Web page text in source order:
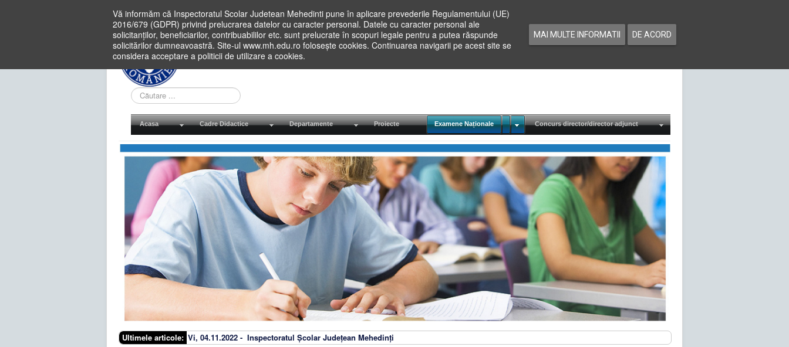
Vă informăm că Inspectoratul Scolar Judetean Mehedinti pune în aplicare prevederile Regulamentului (UE)
2016/679 (GDPR) privind prelucrarea datelor cu caracter personal. Datele cu caracter personal ale
solicitanților, beneficiarilor, contribuabililor etc. sunt prelucrate în scopuri legale pentru a putea răspunde
solicitărilor dumneavoastră. Site-ul www.mh.edu.ro folosește cookies. Continuarea navigarii pe acest site se
considera acceptare a politicii de utilizare a cookies.
MAI MULTE INFORMATII DE ACORD
Cauta
in
site
Acasa Cadre Didactice Departamente Proiecte Examene Naționale Concurs director/director adjunct
Ultimele articole: Vi, 04.11.2022 - Inspectoratul Școlar Județean Mehedinți